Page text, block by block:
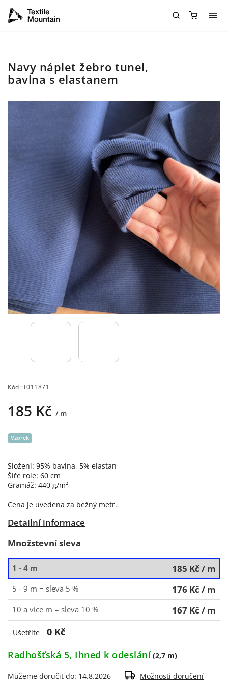
Navy náplet žebro tunel,
bavlna s elastanem
Kód: T011871
185 Kč / m
Složení: 95% bavlna, 5% elastan
Šíře role: 60 cm
Gramáž: 440 g/m²
Cena je uvedena za bežný metr.
Detailní informace
Vzorek
Množstevní sleva
1 - 4 m 185 Kč/ m
5 - 9 m = sleva 5 % 176 Kč/ m
10 a více m = sleva 10 % 167 Kč/ m
Ušetříte
0 Kč
Radhošťská 5, Ihned k odeslání (2,7 m)
Můžeme doručit do: 14.8.2026 Možnosti doručení